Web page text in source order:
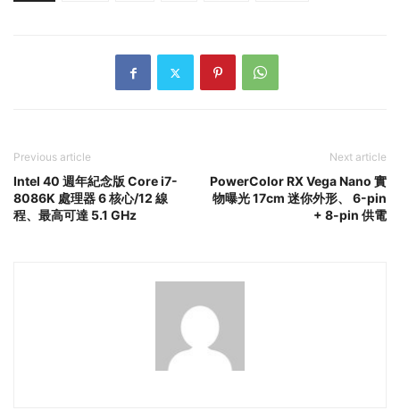
Previous article
Intel 40 週年紀念版 Core i7-
8086K 處理器 6 核心/12 線
程、最高可達 5.1 GHz
Next article
PowerColor RX Vega Nano 實
物曝光 17cm 迷你外形、 6-pin
+ 8-pin 供電